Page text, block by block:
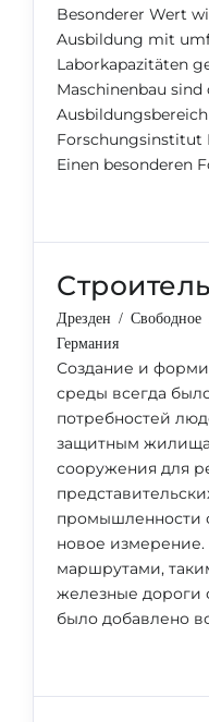
Besonderer Wert
Ausbildung mit
Laborkapazitäten
Maschinenbau sind
Forschungsinstitut
Einen besonderen
Дрезден / Свободное
Германия
Создание и
среды всегда
потребностей
защитным
сооружения для
промышленности
новое
маршрутами,
железные дороги
было добавлено